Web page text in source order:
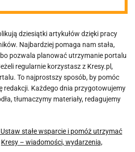
dziesiątki artykułów dzięki pracy
Najbardziej pomaga nam stała,
pozwala planować utrzymanie portalu
regularnie korzystasz z Kresy.pl,
To najprostszy sposób, by pomóc
redakcji. Każdego dnia przygotowujemy
tłumaczymy materiały, redagujemy
stałe wsparcie i pomóż utrzymać
Kresy – wiadomości, wydarzenia,